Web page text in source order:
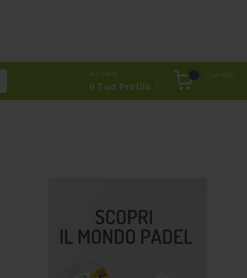
Carrello
Accedi
Il Tuo Profilo